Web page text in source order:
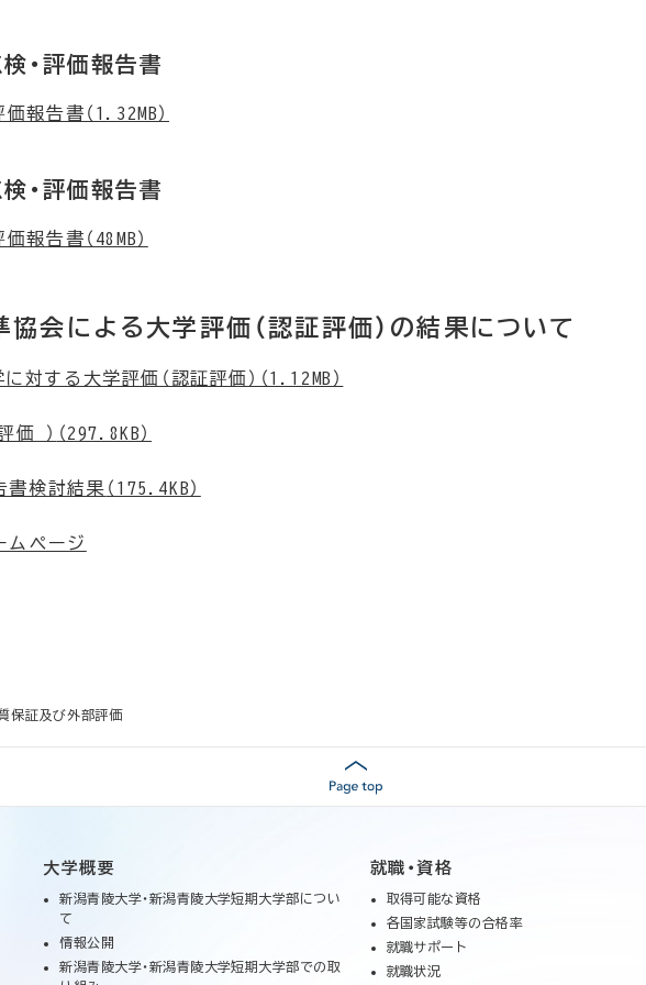
・評価報告書
報告書（1.32MB）
・評価報告書
報告書（48MB）
会による大学評価（認証評価）の結果について
対する大学評価（認証評価）（1.12MB）
価 ） （297.8KB）
書検討結果 （175.4KB）
ムページ
保証及び外部評価
大学概要
新潟青陵大学・新潟青陵大学短期大学部につい
て
情報公開
新潟青陵大学・新潟青陵大学短期大学部での取
就職・資格
取得可能な資格
各国家試験等の合格率
就職サポート
就職状況